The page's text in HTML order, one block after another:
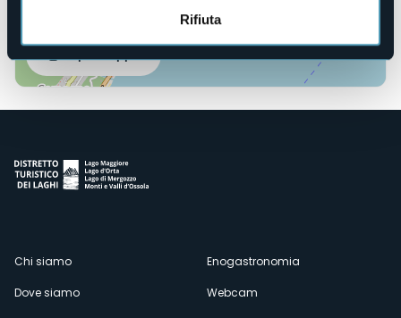
Rifiuta
Menù
Chi siamo
Dove siamo
Enogastronomia
Webcam